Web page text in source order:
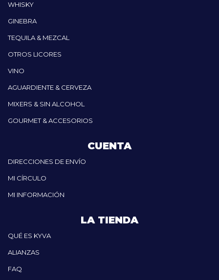
WHISKY
GINEBRA
TEQUILA & MEZCAL
OTROS LICORES
VINO
AGUARDIENTE & CERVEZA
MIXERS & SIN ALCOHOL
GOURMET & ACCESORIOS
CUENTA
DIRECCIONES DE ENVÍO
MI CÍRCULO
MI INFORMACIÓN
LA TIENDA
QUÉ ES KYVA
ALIANZAS
FAQ